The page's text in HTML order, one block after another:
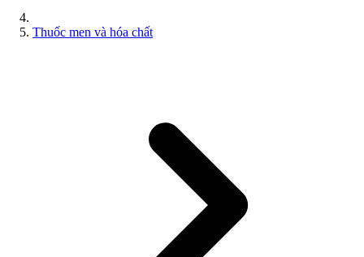
Thuốc men và hóa chất